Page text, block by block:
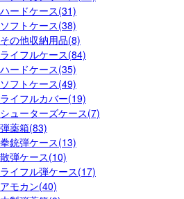
ハードケース(31)
ソフトケース(38)
その他収納用品(8)
ライフルケース(84)
ハードケース(35)
ソフトケース(49)
ライフルカバー(19)
シューターズケース(7)
弾薬箱(83)
拳銃弾ケース(13)
散弾ケース(10)
ライフル弾ケース(17)
アモカン(40)